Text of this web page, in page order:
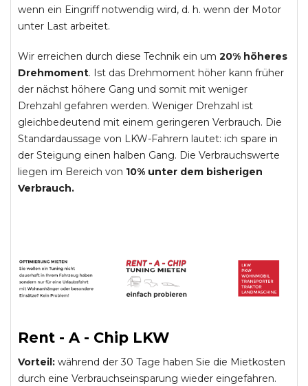
wenn ein Eingriff notwendig wird, d. h. wenn der Motor
unter Last arbeitet.
Wir erreichen durch diese Technik ein um 20% höheres
Drehmoment. Ist das Drehmoment höher kann früher
der nächst höhere Gang und somit mit weniger
Drehzahl gefahren werden. Weniger Drehzahl ist
gleichbedeutend mit einem geringeren Verbrauch. Die
Standardaussage von LKW-Fahrern lautet: ich spare in
der Steigung einen halben Gang. Die Verbrauchswerte
liegen im Bereich von 10% unter dem bisherigen
Verbrauch.
Rent - A - Chip LKW
Vorteil: während der 30 Tage haben Sie die Mietkosten
durch eine Verbrauchseinsparung wieder eingefahren.